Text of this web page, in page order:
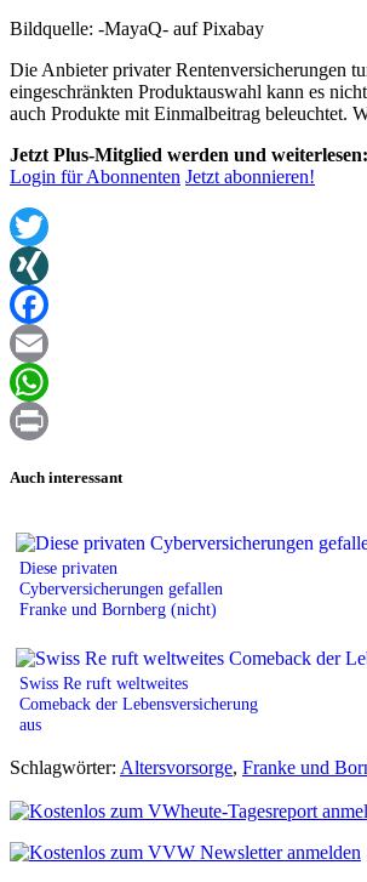
Bildquelle: -MayaQ- auf Pixabay
Die Anbieter privater Rentenversicherungen
eingeschränkten Produktauswahl kann es
auch Produkte mit Einmalbeitrag beleuchtet.
Jetzt Plus-Mitglied werden und
Login für Abonnenten Jetzt abonnieren!
Twitter
XING
Facebook
Email
WhatsApp
Auch interessant
Diese privaten
Cyberversicherungen gefallen
Franke und Bornberg (nicht)
Swiss Re ruft weltweites
Comeback der Lebensversicherung
aus
Schlagwörter: Altersvorsorge, Franke und